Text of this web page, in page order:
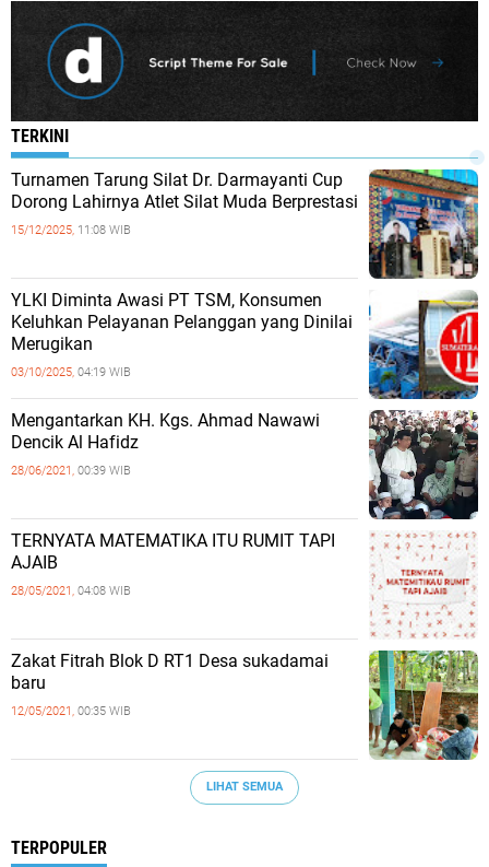
TERKINI
Turnamen Tarung Silat Dr. Darmayanti Cup
Dorong Lahirnya Atlet Silat Muda Berprestasi
15/12/2025, 11:08 WIB
YLKI Diminta Awasi PT TSM, Konsumen
Keluhkan Pelayanan Pelanggan yang Dinilai
Merugikan
03/10/2025, 04:19 WIB
Mengantarkan KH. Kgs. Ahmad Nawawi
Dencik Al Hafidz
28/06/2021, 00:39 WIB
TERNYATA MATEMATIKA ITU RUMIT TAPI
AJAIB
28/05/2021, 04:08 WIB
Zakat Fitrah Blok D RT1 Desa sukadamai
baru
12/05/2021, 00:35 WIB
LIHAT SEMUA
TERPOPULER